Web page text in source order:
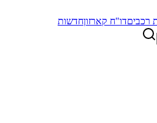
רכביםדו"ח קארזוןחדשות